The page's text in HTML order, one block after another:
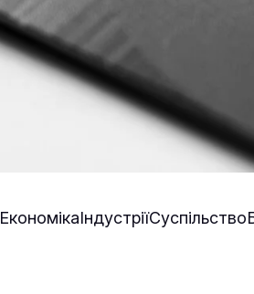
ЕкономікаІндустріїСуспільство